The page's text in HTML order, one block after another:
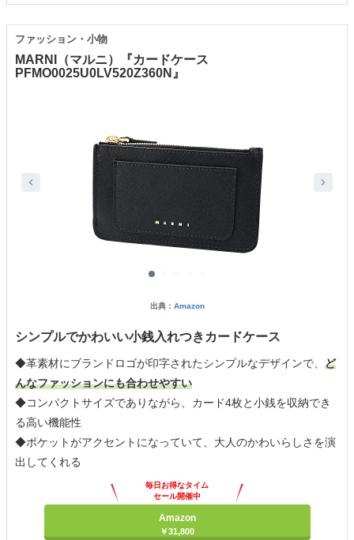
MARNI（マルニ）『カードケース
PFMO0025U0LV520Z360N』
ファッション・小物
出典： Amazon
シンプルでかわいい小銭入れつきカードケース
◆革素材にブランドロゴが印字されたシンプルなデザインで、 ど
んなファッションにも合わせやすい
◆コンパクトサイズでありながら、カード4枚と小銭を収納でき
る高い機能性
◆ポケットがアクセントになっていて、大人のかわいらしさを演
出してくれる
毎日お得なタイム
セール開催中
Amazon
￥31,800